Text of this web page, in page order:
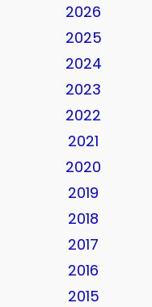
2026
2025
2024
2023
2022
2021
2020
2019
2018
2017
2016
2015